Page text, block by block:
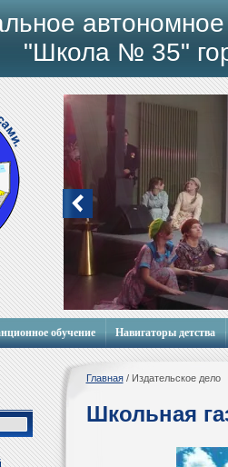
Мобильный городок
"Школа № 35"
обучение Навигаторы детства
Главная/ Издательское дело
Школьная